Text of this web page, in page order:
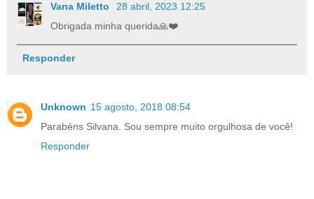
Vana Miletto
28 abril, 2023 12:25
Obrigada minha querida🙏❤️
Responder
Unknown 15 agosto, 2018 08:54
Parabéns Silvana. Sou sempre muito orgulhosa de você!
Responder